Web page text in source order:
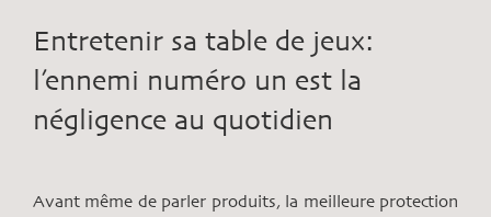
Entretenir sa table de jeux:
l’ennemi numéro un est la
négligence au quotidien
Avant même de parler produits, la meilleure protection